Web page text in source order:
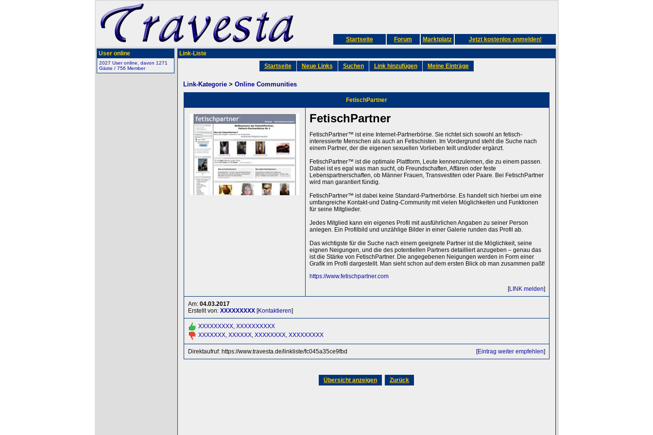
Startseite Forum Marktplatz Jetzt kostenlos anmelden!
User online
2027 User online, davon 1271
Gäste / 756 Member
Link-Liste
Startseite
Neue Links Suchen Link hinzufügen Meine Einträge
Link-Kategorie> Online Communities
FetischPartner
FetischPartner
FetischPartner™ ist eine Internet-Partnerbörse. Sie richtet sich sowohl an fetisch-
interessierte Menschen als auch an Fetischisten. Im Vordergrund steht die Suche nach
einem Partner, der die eigenen sexuellen Vorlieben teilt und/oder ergänzt.
FetischPartner™ ist die optimale Plattform, Leute kennenzulernen, die zu einem passen.
Dabei ist es egal was man sucht, ob Freundschaften, Affären oder feste
Lebenspartnerschaften, ob Männer Frauen, Transvestiten oder Paare. Bei FetischPartner
wird man garantiert fündig.
FetischPartner™ ist dabei keine Standard-Partnerbörse. Es handelt sich hierbei um eine
umfangreiche Kontakt-und Dating-Community mit vielen Möglichkeiten und Funktionen
für seine Mitglieder.
Jedes Mitglied kann ein eigenes Profil mit ausführlichen Angaben zu seiner Person
anlegen. Ein Profilbild und unzählige Bilder in einer Galerie runden das Profil ab.
Das wichtigste für die Suche nach einem geeignete Partner ist die Möglichkeit, seine
eignen Neigungen, und die des potentiellen Partners detailliert anzugeben – genau das
ist die Stärke von FetischPartner. Die angegebenen Neigungen werden in Form einer
Grafik im Profil dargestellt. Man sieht schon auf dem ersten Blick ob man zusammen paßt!
https://www.fetischpartner.com
[LINK melden]
Am: 04.03.2017
Erstellt von: XXXXXXXXX[Kontaktieren]
XXXXXXXXX, XXXXXXXXXX
XXXXXXX, XXXXXX, XXXXXXXX, XXXXXXXXX
Direktaufruf: https://www.travesta.de/linkliste/fc045a35ce9fbd [Eintrag weiter empfehlen]
Übersicht anzeigen Zurück